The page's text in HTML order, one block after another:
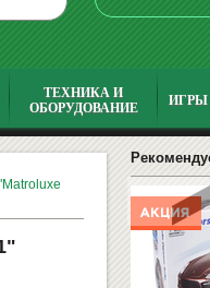
ТЕХНИКА И
ОБОРУДОВАНИЕМОЛЬБЕРТ
TART ТМ-17